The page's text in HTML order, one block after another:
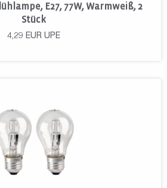
E27, 77W, Warmweiß, 2
Stück
4,29 EUR UPE